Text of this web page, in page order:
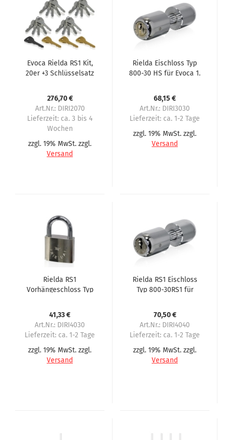
Evoca Rielda RS1 Kit,
20er +3 Schlüsselsatz
276,70 €
Art.Nr.: DIRI2070
Lieferzeit: ca. 3 bis 4
Wochen
zzgl. 19% MwSt. zzgl.
Versand
Rielda Eischloss Typ
800-30 HS für Evoca 1.
68,15 €
Art.Nr.: DIRI3030
Lieferzeit: ca. 1-2 Tage
zzgl. 19% MwSt. zzgl.
Versand
Rielda RS1
Vorhängeschloss Typ
41,33 €
Art.Nr.: DIRI4030
Lieferzeit: ca. 1-2 Tage
zzgl. 19% MwSt. zzgl.
Versand
Rielda RS1 Eischloss
Typ 800-30RS1 für
70,50 €
Art.Nr.: DIRI4040
Lieferzeit: ca. 1-2 Tage
zzgl. 19% MwSt. zzgl.
Versand